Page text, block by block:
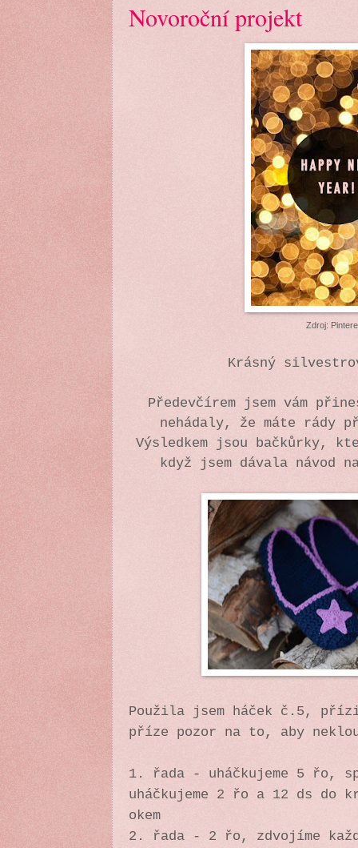
Novoroční projekt
Zdroj:
Krásný
Předevčírem jsem vám
nehádaly, že máte rády
Výsledkem jsou bačkůrky,
když jsem dávala návod
Použila jsem háček č.5,
příze pozor na to, aby
1. řada - uháčkujeme 5 řo,
uháčkujeme 2 řo a 12 ds do
okem
2. řada - 2 řo, zdvojíme